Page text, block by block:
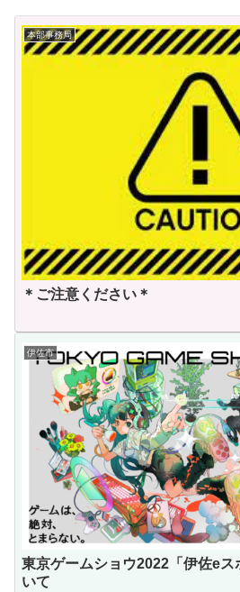
本部事務局
＊ご注意ください＊
伊佐市
東京ゲームショウ2022「伊佐e
いて